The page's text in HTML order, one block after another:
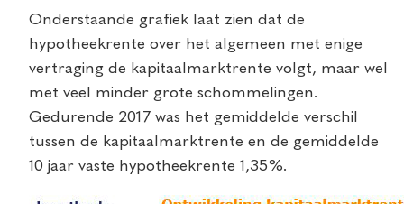
Onderstaande grafiek laat zien dat de
hypotheekrente over het algemeen met enige
vertraging de kapitaalmarktrente volgt, maar wel
met veel minder grote schommelingen.
Gedurende 2017 was het gemiddelde verschil
tussen de kapitaalmarktrente en de gemiddelde
10 jaar vaste hypotheekrente 1,35%.